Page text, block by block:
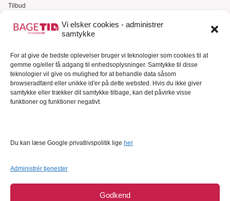
Vi elsker cookies - administrer
samtykke
For at give de bedste oplevelser bruger vi teknologier som cookies til at
gemme og/eller få adgang til enhedsoplysninger. Samtykke til disse
teknologier vil give os mulighed for at behandle data såsom
browseradfærd eller unikke id'er på dette websted. Hvis du ikke giver
samtykke eller trækker dit samtykke tilbage, kan det påvirke visse
funktioner og funktioner negativt.
Du kan læse Google privatlivspolitik lige her
Administrér tjenester
Godkend
Tilbud
Gavekort
Kundeservice
Kundeservice
FAQ – Ofte stillede spørgsmål
Om Bagetid.dk
Se Fødevarestyrelsens smiley-rapporter